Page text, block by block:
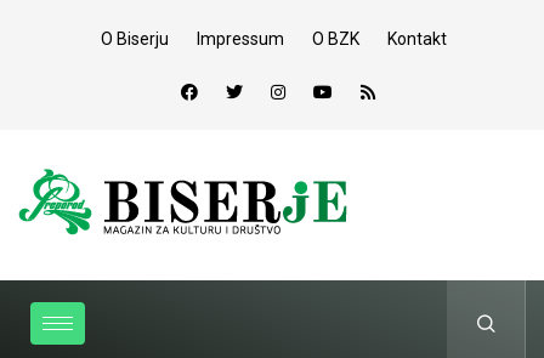
O Biserju Impressum O BZK Kontakt